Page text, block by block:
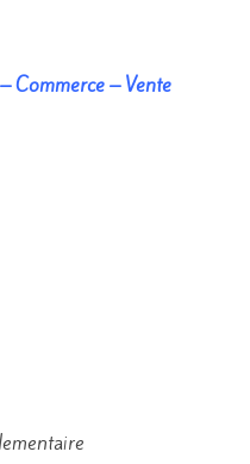
Commerce – Vente